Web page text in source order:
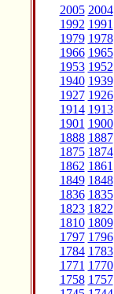
2005 2004
1992 1991
1979 1978
1966 1965
1953 1952
1940 1939
1927 1926
1914 1913
1901 1900
1888 1887
1875 1874
1862 1861
1849 1848
1836 1835
1823 1822
1810 1809
1797 1796
1784 1783
1771 1770
1758 1757